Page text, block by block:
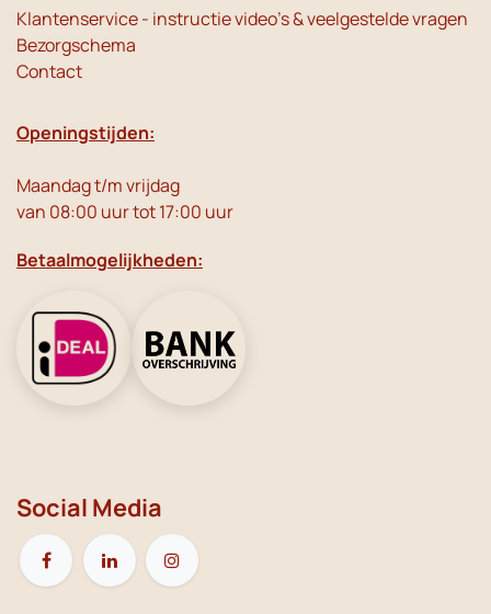
Klantenservice - instructie video's & veelgestelde vragen
Bezorgschema
Contact
Openingstijden:
Maandag t/m vrijdag
van 08:00 uur tot 17:00 uur
Betaalmogelijkheden:
Social Media